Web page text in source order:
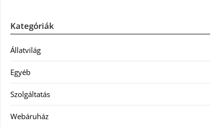
Kategóriák
Állatvilág
Egyéb
Szolgáltatás
Webáruház